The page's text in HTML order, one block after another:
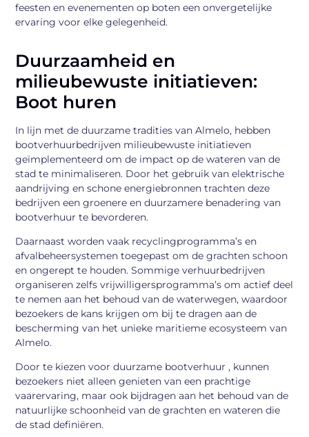
feesten en evenementen op boten een onvergetelijke
ervaring voor elke gelegenheid.
Duurzaamheid en
milieubewuste initiatieven:
Boot huren
In lijn met de duurzame tradities van Almelo, hebben
bootverhuurbedrijven milieubewuste initiatieven
geïmplementeerd om de impact op de wateren van de
stad te minimaliseren. Door het gebruik van elektrische
aandrijving en schone energiebronnen trachten deze
bedrijven een groenere en duurzamere benadering van
bootverhuur te bevorderen.
Daarnaast worden vaak recyclingprogramma’s en
afvalbeheersystemen toegepast om de grachten schoon
en ongerept te houden. Sommige verhuurbedrijven
organiseren zelfs vrijwilligersprogramma’s om actief deel
te nemen aan het behoud van de waterwegen, waardoor
bezoekers de kans krijgen om bij te dragen aan de
bescherming van het unieke maritieme ecosysteem van
Almelo.
Door te kiezen voor duurzame bootverhuur , kunnen
bezoekers niet alleen genieten van een prachtige
vaarervaring, maar ook bijdragen aan het behoud van de
natuurlijke schoonheid van de grachten en wateren die
de stad definiëren.